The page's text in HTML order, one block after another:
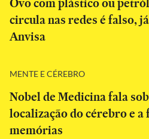
circula nas redes é falso,
Anvisa
MENTE E CÉREBRO
Nobel de Medicina fala
localização do cérebro e a
memórias